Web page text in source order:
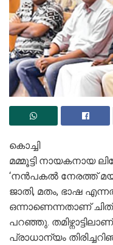
കൊച്ചി
മമ്മൂട്ടി നായകനായ
‘നൻപകൽ നേരത്ത്
ജാതി, മതം, ഭാഷ
ഒന്നാണെന്നതാണ്
പറഞ്ഞു.
പ്രാധാന്യം